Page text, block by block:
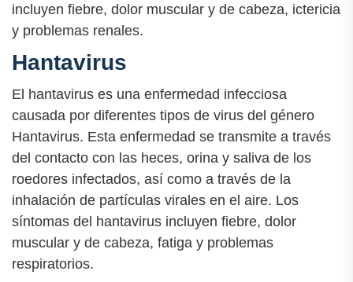
incluyen fiebre, dolor muscular y de cabeza, ictericia
y problemas renales.
Hantavirus
El hantavirus es una enfermedad infecciosa
causada por diferentes tipos de virus del género
Hantavirus. Esta enfermedad se transmite a través
del contacto con las heces, orina y saliva de los
roedores infectados, así como a través de la
inhalación de partículas virales en el aire. Los
síntomas del hantavirus incluyen fiebre, dolor
muscular y de cabeza, fatiga y problemas
respiratorios.